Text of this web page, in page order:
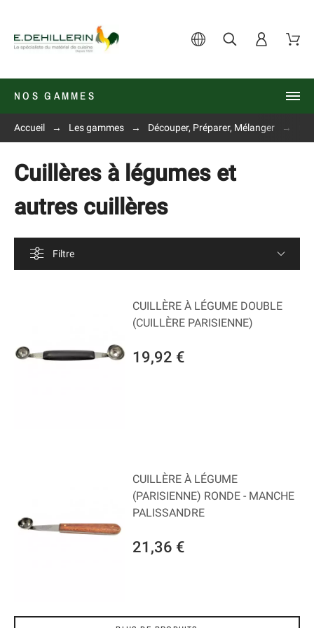
NOS GAMMES
Accueil Les gammes Découper, Préparer, Mélanger
Cuillères à légumes et
autres cuillères
Filtre
19,92 €
CUILLÈRE À LÉGUME DOUBLE
(CUILLÈRE PARISIENNE)
21,36 €
CUILLÈRE À LÉGUME
(PARISIENNE) RONDE - MANCHE
PALISSANDRE